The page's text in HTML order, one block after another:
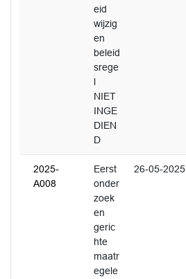
eid
wijzig
en
beleid
srege
l
NIET
INGE
DIEN
D
2025-
A008
Eerst
onder
zoek
en
geric
hte
maatr
egele
26-05-2025